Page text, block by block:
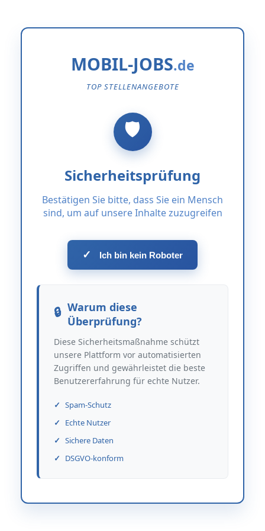
MOBIL-JOBS
TOP STELLENANGEBOTE
Sicherheitsprüfung
Bestätigen Sie bitte, dass Sie ein Mensch
sind, um auf unsere Inhalte zuzugreifen
✓ Ich bin kein Roboter
Warum diese
Überprüfung?
Diese Sicherheitsmaßnahme schützt
unsere Plattform vor automatisierten
Zugriffen und gewährleistet die beste
Benutzererfahrung für echte Nutzer.
Spam-Schutz
Echte Nutzer
Sichere Daten
DSGVO-konform